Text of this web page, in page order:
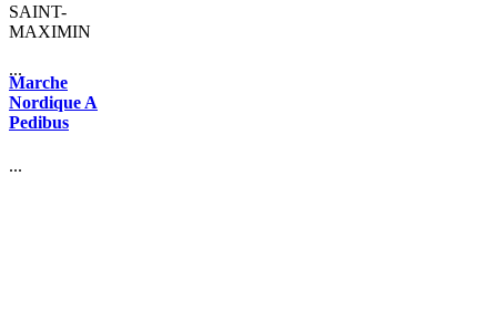
SAINT-
MAXIMIN
...
Marche
Nordique A
Pedibus
...